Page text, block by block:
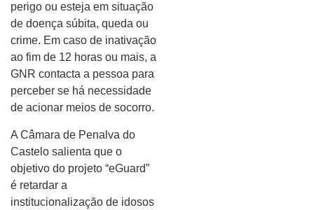
perigo ou esteja em situação
de doença súbita, queda ou
crime. Em caso de inativação
ao fim de 12 horas ou mais, a
GNR contacta a pessoa para
perceber se há necessidade
de acionar meios de socorro.
A Câmara de Penalva do
Castelo salienta que o
objetivo do projeto “eGuard”
é retardar a
institucionalização de idosos